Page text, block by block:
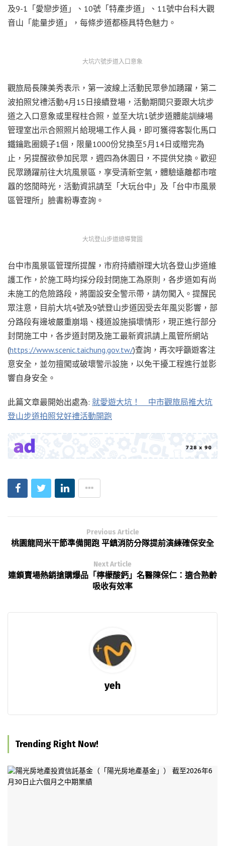
及9-1「愛戀步道」、10號「特產步道」、11號中台科大觀
音山「能量步道」，每條步道都極具特色魅力。
大坑六號步道入口意象
觀旅局長陳美秀表示，第一波線上活動民眾參加踴躍，第二
波拍照兌禮活動4月15日接續登場，活動期間只要跟大坑步
道之入口意象或里程柱合照，並至大坑1號步道體能訓練場
管理室出示合照照片給現場工作人員，即可獲得客製化馬口
鐵鑰匙圈鏡子1個，限量1000份兌換至5月14日或贈完為
止，另提醒欲參加民眾，週四為休園日，不提供兌換。歡迎
民眾踴躍前往大坑風景區，享受清新空氣，體驗遠離都市喧
囂的悠閒時光，活動資訊請至「大玩台中」及「台中市風景
區管理所」臉書粉專查詢。
大坑登山步道總導覽圖
台中市風景區管理所提醒，市府持續辦理大坑各登山步道維
護工作，於施工時均採分段封閉施工為原則，各步道如有尚
未施工的危險路段，將圍設安全警示帶，請勿闖入。提醒民
眾注意，目前大坑4號及9號登山步道因受去年風災影響，部
分路段有邊坡嚴重崩塌、棧道設施損壞情形，現正進行部分
封閉施工中，各步道封閉及施工最新資訊請上風管所網站
(https://www.scenic.taichung.gov.tw/)查詢，再次呼籲遊客注
意安全，並勿擅闖或破壞警示設施，以免干擾工程進行並影
響自身安全。
此篇文章最開始出處為: 就愛遊大坑！ 中市觀旅局推大坑
登山步道拍照兌好禮活動開跑
Previous Article
桃園龍岡米干節準備開跑 平鎮消防分隊提前演練確保安全
Next Article
連鎖賣場熱銷搶購爆品「檸檬酸鈣」名醫陳保仁：適合熟齡
吸收有效率
yeh
Trending Right Now!